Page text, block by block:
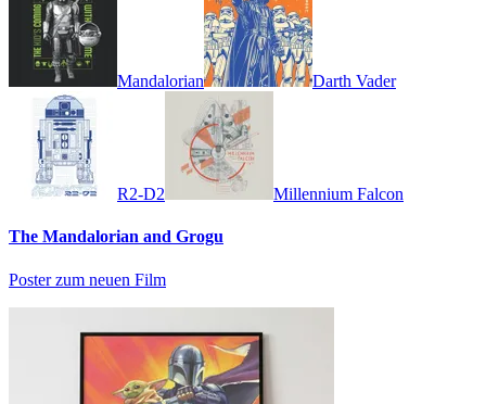
Mandalorian Darth Vader
R2-D2 Millennium Falcon
The Mandalorian and Grogu
Poster zum neuen Film